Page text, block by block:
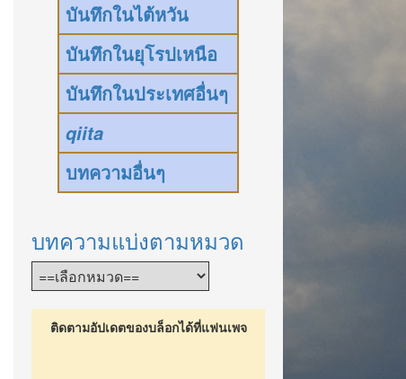
บันทึกในไต้หวัน
บันทึกในยุโรปเหนือ
บันทึกในประเทศอื่นๆ
qiita
บทความอื่นๆ
บทความแบ่งตามหมวด
ติดตามอัปเดตของบล็อกได้ที่แฟนเพจ